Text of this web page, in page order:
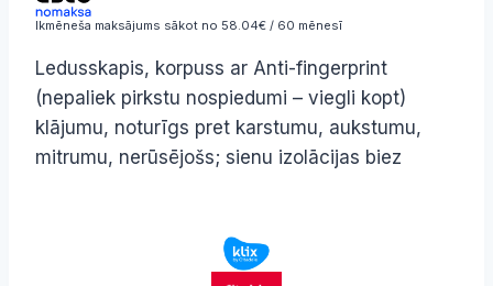
Ikmēneša maksājums sākot no 58.04€ / 60 mēnesī
Ledusskapis, korpuss ar Anti-fingerprint
(nepaliek pirkstu nospiedumi – viegli kopt)
klājumu, noturīgs pret karstumu, aukstumu,
mitrumu, nerūsējošs; sienu izolācijas biez